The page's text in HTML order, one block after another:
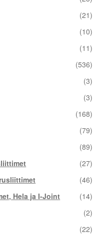
(21)
(10)
(11)
(536)
(3)
(3)
(168)
(79)
(89)
(27)
(46)
Hela ja I-Joint
(14)
(2)
(22)